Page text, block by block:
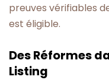
preuves vérifiables
est éligible.
Des Réformes
Listing